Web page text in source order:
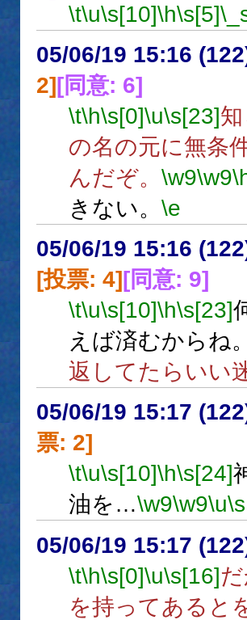
\t\u\s[10]\h\s[5]
05/06/19 15:16
2][同意: 6]
\t\h\s[0]\u\s[23]
の名の元に無条
んだぞ。 \w9\w9
きない。 \e
05/06/19 15:16
[投票: 4][同意: 9]
\t\u\s[10]\h\s[23]
えば済むからね
返してたらいい
05/06/19 15:17
票: 2]
\t\u\s[10]\h\s[24]
油を…\w9\w9\u
05/06/19 15:17
\t\h\s[0]\u\s[16]
を持ってあると